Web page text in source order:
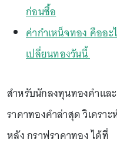
ก่อนซื้อ
ค่ากำเหน็จทอง คืออ
เปลี่ยนทองวันนี้
สำหรับนักลงทุนทองคำแล
ราคาทองคำล่าสุด วิเครา
หลัง กราฟราคาทอง ได้ที่